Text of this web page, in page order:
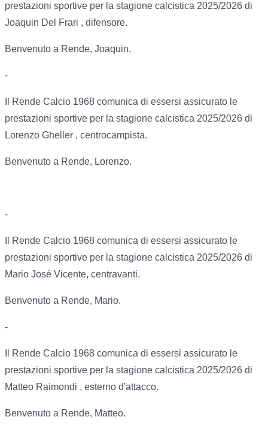
prestazioni sportive per la stagione calcistica 2025/2026 di
Joaquin Del Frari , difensore.
Benvenuto a Rende, Joaquin.
-
Il Rende Calcio 1968 comunica di essersi assicurato le
prestazioni sportive per la stagione calcistica 2025/2026 di
Lorenzo Gheller , centrocampista.
Benvenuto a Rende, Lorenzo.
-
Il Rende Calcio 1968 comunica di essersi assicurato le
prestazioni sportive per la stagione calcistica 2025/2026 di
Mario José Vicente, centravanti.
Benvenuto a Rende, Mario.
-
Il Rende Calcio 1968 comunica di essersi assicurato le
prestazioni sportive per la stagione calcistica 2025/2026 di
Matteo Raimondi , esterno d'attacco.
Benvenuto a Rende, Matteo.